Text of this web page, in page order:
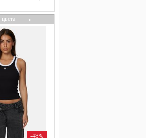
цвета→
-48%